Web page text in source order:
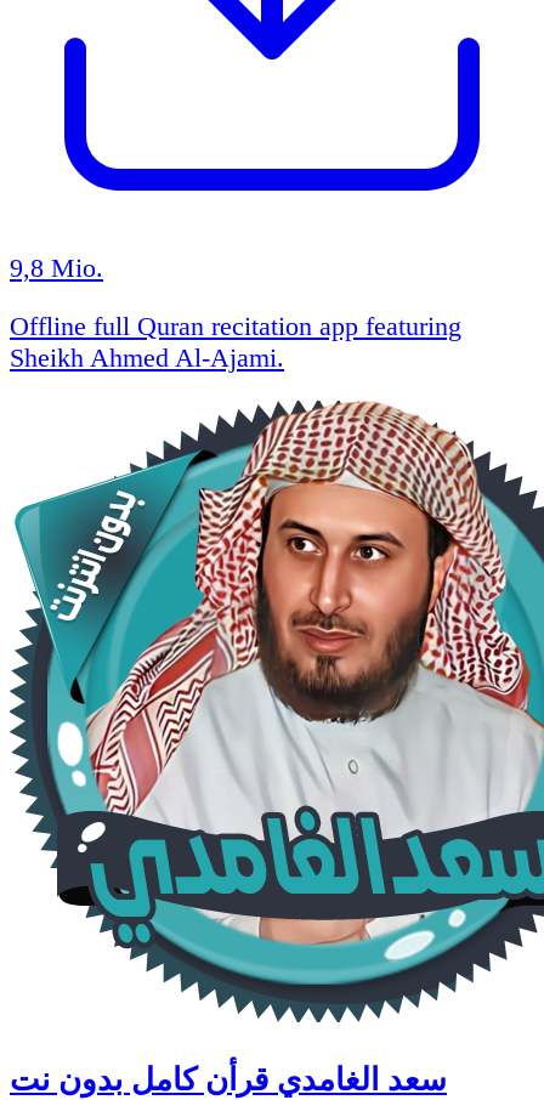
9,8 Mio.
Offline full Quran recitation app featuring
Sheikh Ahmed Al-Ajami.
سعد الغامدي قرأن كامل بدون نت